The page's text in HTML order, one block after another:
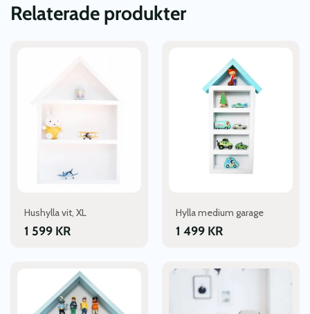
Relaterade produkter
Hushylla vit, XL
1 599 KR
Hylla medium garage
1 499 KR